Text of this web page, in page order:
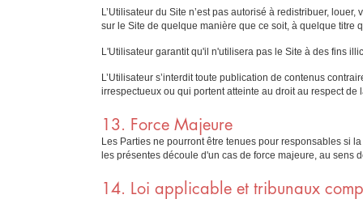
L’Utilisateur du Site n’est pas autorisé à redistribuer,
sur le Site de quelque manière que ce soit, à quelque titre
L'Utilisateur garantit qu'il n'utilisera pas le Site à des fins
L’Utilisateur s’interdit toute publication de contenus
irrespectueux ou qui portent atteinte au droit au respect de
13. Force Majeure
Les Parties ne pourront être tenues pour responsables si
les présentes découle d'un cas de force majeure, au sens
14. Loi applicable et tribunaux